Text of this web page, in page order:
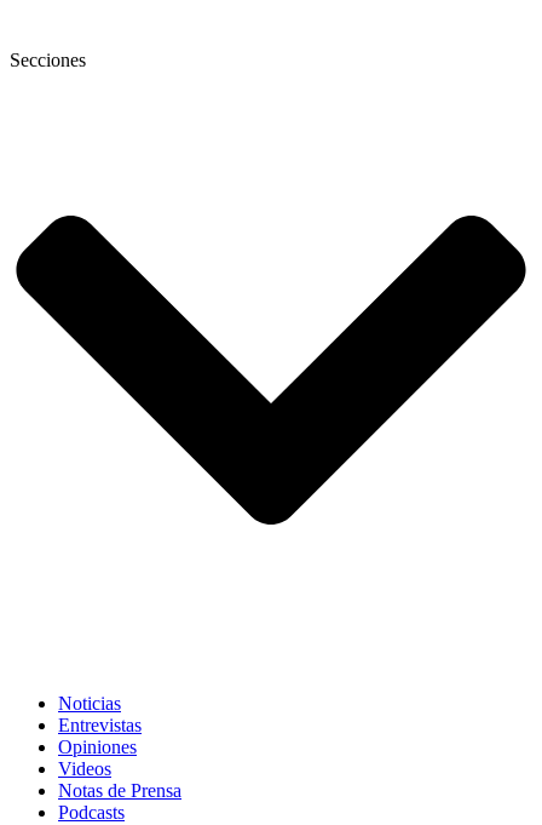
Secciones
Noticias
Entrevistas
Opiniones
Videos
Notas de Prensa
Podcasts